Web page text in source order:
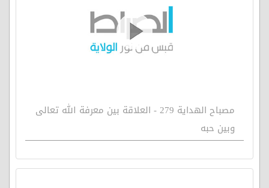
مصباح الهداية 279 - العلاقة بين معرفة الله تعالى
وبين حبه